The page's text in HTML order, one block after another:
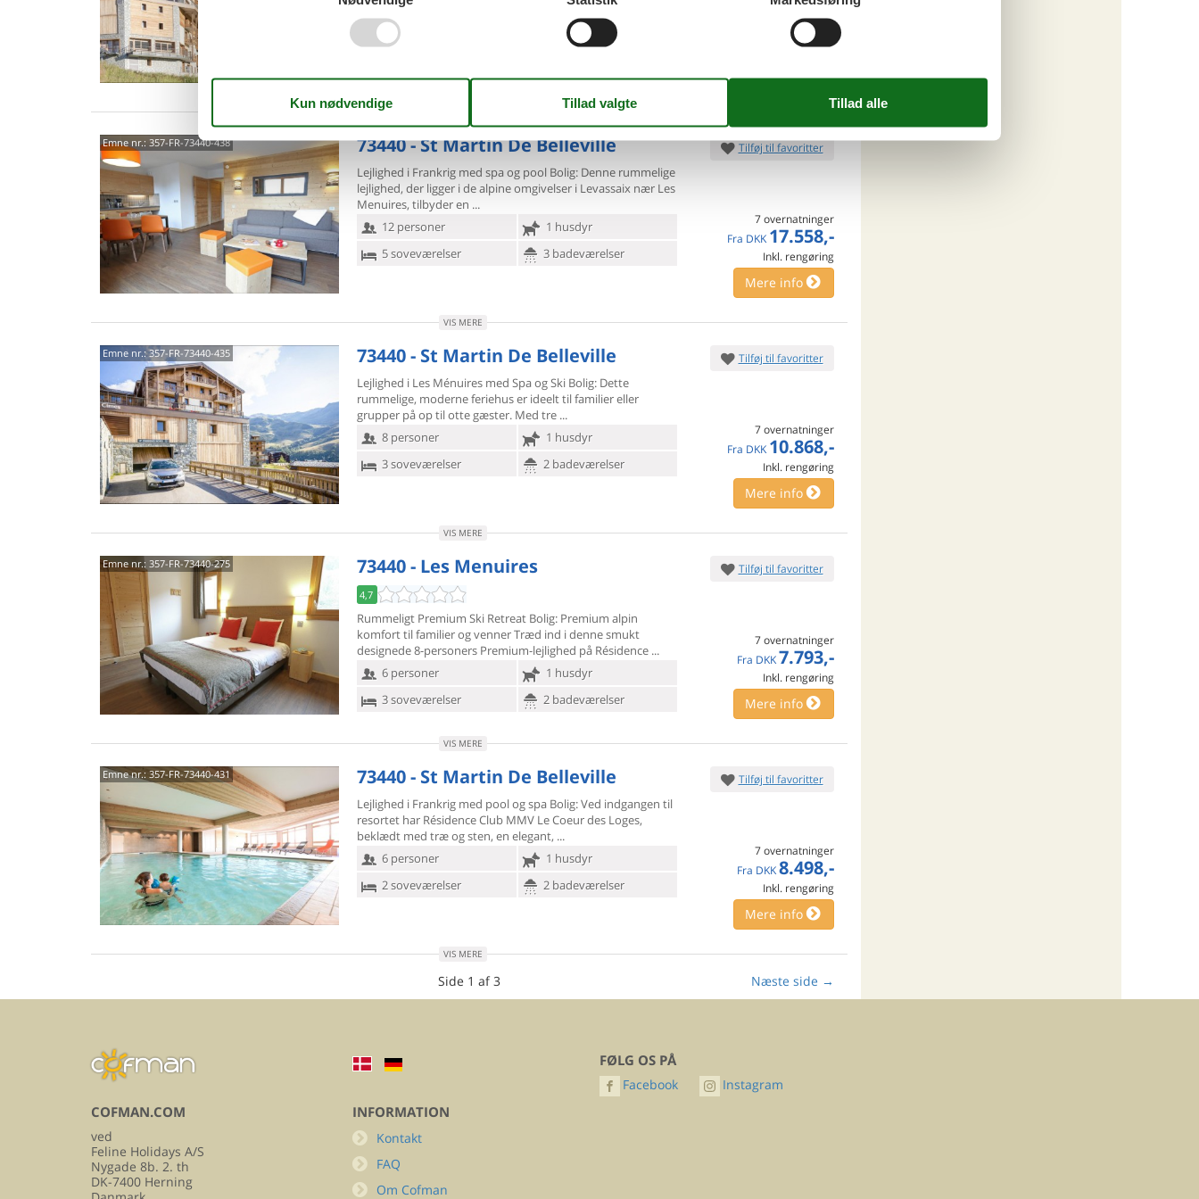
6 personer
1 husdyr
2 soveværelser
2 badeværelser
7 overnatninger
8.865,-
Inkl. rengøring
Emne nr.: 357-FR-73440-438 73440 - St Martin De Belleville
Lejlighed i Frankrig med spa og pool Bolig: Denne rummelige
lejlighed, der ligger i de alpine omgivelser i Levassaix nær Les
Menuires, tilbyder en
12 personer
1 husdyr
5 soveværelser
3 badeværelser
Tilføj til favoritter
7 overnatninger
Fra DKK 17.558,-
Inkl. rengøring
Mere info
VIS MERE
Emne nr.:357-FR-73440-435 73440 - St Martin De Belleville
Lejlighed i Les Ménuires med Spa og Ski Bolig: Dette
rummelige, moderneferiehus er ideelt til familier eller
grupper på op til otte gæster. Med tre
8 personer
1 husdyr
3 soveværelser
2 badeværelser
Tilføj til favoritter
7 overnatninger
Fra DKK 10.868,-
Inkl. rengøring
Mere info
VIS MERE
Emne nr.: 357-FR-73440-275 73440 - Les Menuires
4,7
Rummeligt Premium Ski Retreat Bolig: Premium alpin
komfort til familier ogvenner Træd ind i denne smukt
designede 8-personers Premium-lejlighed på Résidence
6 personer
1 husdyr
3 soveværelser
2 badeværelser
Tilføj til favoritter
7 overnatninger
Fra DKK 7.793,-
Inkl. rengøring
Mere info
VIS MERE
Emne nr.: 357-FR-73440-431 73440 - St Martin De Belleville
Lejlighed i Frankrig med pool og spa Bolig: Ved indgangen til
resortet har Résidence Club MMV Le Coeur des Loges,
beklædt med træ og sten, en elegant,
6 personer
1 husdyr
2 soveværelser
2 badeværelser
Tilføj til favoritter
7 overnatninger
Fra DKK 8.498,-
Inkl. rengøring
Mere info
VIS MERE
Side 1 af 3 Næste side →
COFMAN.COM
ved
Feline Holidays A/S
Nygade 8b. 2. th
DK-7400 Herning
INFORMATION
Kontakt
FAQ
Om Cofman
FØLG OS PÅ
Facebook Instagram